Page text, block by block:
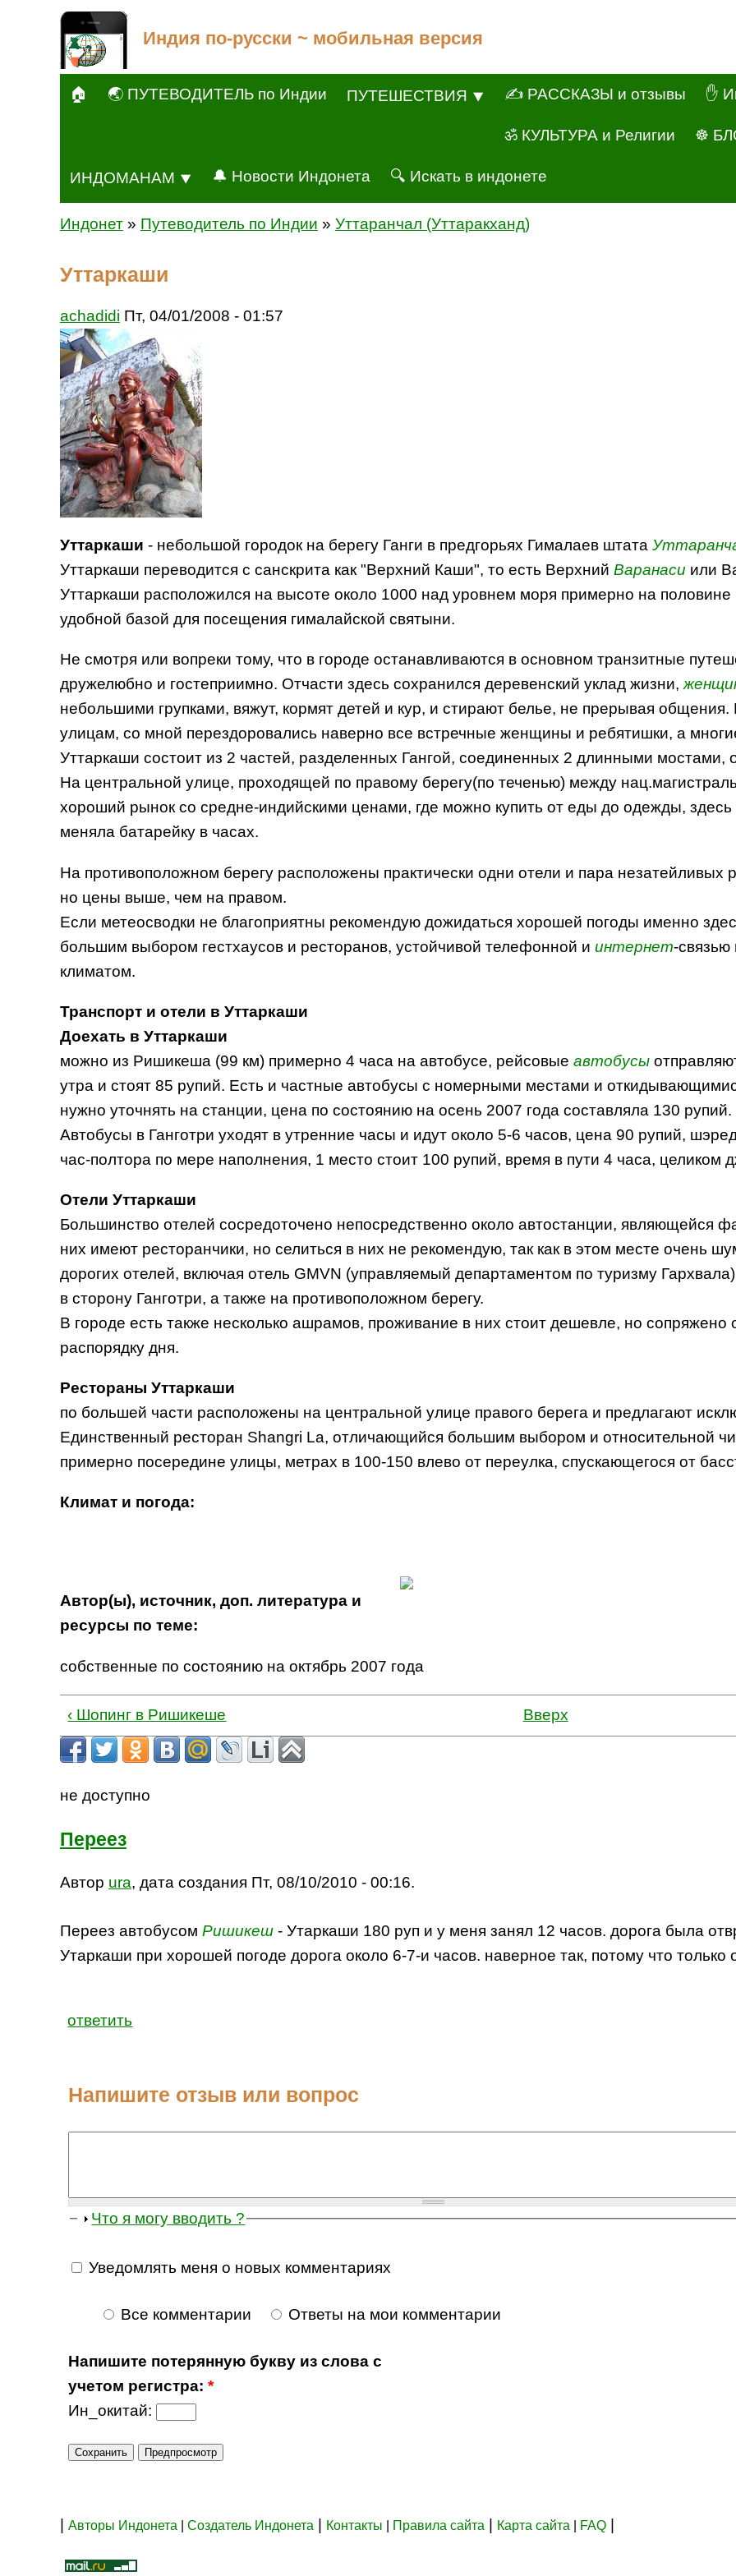
Индия по-русски ~ мобильная версия
🏠 🌏 ПУТЕВОДИТЕЛЬ по Индии ПУТЕШЕСТВИЯ ⯆ ✍ РАССКАЗЫ и отзывы ✋
ॐ КУЛЬТУРА и Религии ☸
ИНДОМАНАМ ⯆ 🔔 Новости Индонета 🔍 Искать в индонете
Индонет» Путеводитель по Индии » Уттаранчал (Уттаракханд)
Уттаркаши
achadidi Пт, 04/01/2008 - 01:57
Уттаркаши - небольшой городок на берегу Ганги в предгорьях Гималаев штата
Уттаркаши переводится с санскрита как "Верхний Каши", то есть Верхний Варанаси или
Уттаркаши расположился на высоте около 1000 над уровнем моря примерно на
удобной базой для посещения гималайской святыни.
Не смотря или вопреки тому, что в городе останавливаются в основном транзитные
дружелюбно и гостеприимно. Отчасти здесь сохранился деревенский уклад жизни,
небольшими групками, вяжут, кормят детей и кур, и стирают белье, не прерывая общения.
улицам, со мной перездоровались наверно все встречные женщины и ребятишки, а
Уттаркаши состоит из 2 частей, разделенных Гангой, соединенных 2 длинными мостами,
На центральной улице, проходящей по правому берегу(по теченью) между
хороший рынок со средне-индийскими ценами, где можно купить от еды до одежды, здесь
меняла батарейку в часах.
На противоположном берегу расположены практически одни отели и пара незатейливых
но цены выше, чем на правом.
Если метеосводки не благоприятны рекомендую дожидаться хорошей погоды именно
большим выбором гестхаусов и ресторанов, устойчивой телефонной и интернет-связью
климатом.
Транспорт и отели в Уттаркаши
Доехать в Уттаркаши
можно из Ришикеша (99 км) примерно 4 часа на автобусе, рейсовые автобусы
утра и стоят 85 рупий. Есть и частные автобусы с номерными местами и
нужно уточнять на станции, цена по состоянию на осень 2007 года составляла 130 рупий.
Автобусы в Ганготри уходят в утренние часы и идут около 5-6 часов, цена 90 рупий,
час-полтора по мере наполнения, 1 место стоит 100 рупий, время в пути 4 часа, целиком
Отели Уттаркаши
Большинство отелей сосредоточено непосредственно около автостанции, являющейся
них имеют ресторанчики, но селиться в них не рекомендую, так как в этом месте очень
дорогих отелей, включая отель GMVN (управляемый департаментом по туризму
в сторону Ганготри, а также на противоположном берегу.
В городе есть также несколько ашрамов, проживание в них стоит дешевле, но
распорядку дня.
Рестораны Уттаркаши
по большей части расположены на центральной улице правого берега и предлагают
Единственный ресторан Shangri La, отличающийся большим выбором и относительной
примерно посередине улицы, метрах в 100-150 влево от переулка, спускающегося от
Климат и погода:
Автор(ы), источник, доп. литература и
ресурсы по теме:
собственные по состоянию на октябрь 2007 года
‹ Шопинг в Ришикеше Вверх
не доступно
Переез
Автор ura, дата создания Пт, 08/10/2010 - 00:16.
Переез автобусом Ришикеш- Утаркаши 180 руп и у меня занял 12 часов. дорога была
Утаркаши при хорошей погоде дорога около 6-7-и часов. наверное так, потому что
ответить
Напишите отзыв или вопрос
Что я могу вводить ?
Уведомлять меня о новых комментариях
Все комментарии Ответы на мои комментарии
Напишите потерянную букву из слова с
учетом регистра: *
Ин_окитай:
| Авторы Индонета Создатель Индонета | Контакты Правила сайта | Карта сайта FAQ|